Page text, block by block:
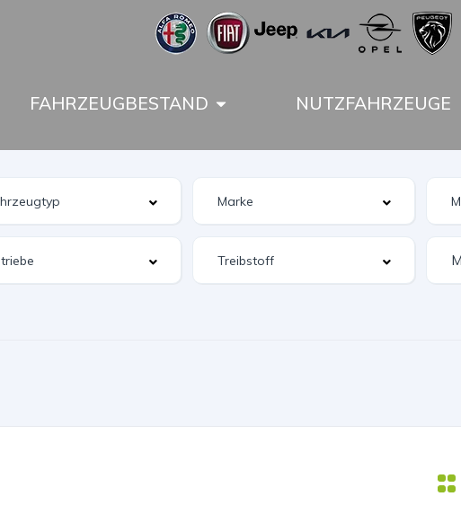
FAHRZEUGBESTAND NUTZFAHRZEUGE